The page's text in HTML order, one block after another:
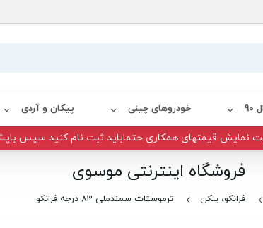
90 خودروهای چینی پیکان و آردی
نمایش قیمتهای همکاری حتماباید ثبت نام کنید سپس
فروشگاه اینترنتی موسوی
فرانکو، یلکن ترموستات سمندملی 83 درجه فرانکو